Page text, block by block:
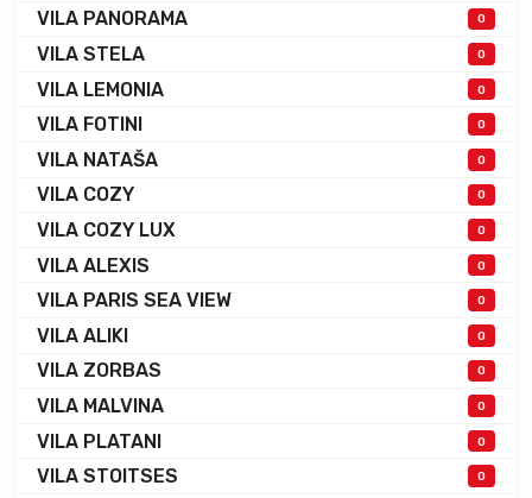
VILA PANORAMA 0
VILA STELA 0
VILA LEMONIA 0
VILA FOTINI 0
VILA NATAŠA 0
VILA COZY 0
VILA COZY LUX 0
VILA ALEXIS 0
VILA PARIS SEA VIEW 0
VILA ALIKI 0
VILA ZORBAS 0
VILA MALVINA 0
VILA PLATANI 0
VILA STOITSES 0